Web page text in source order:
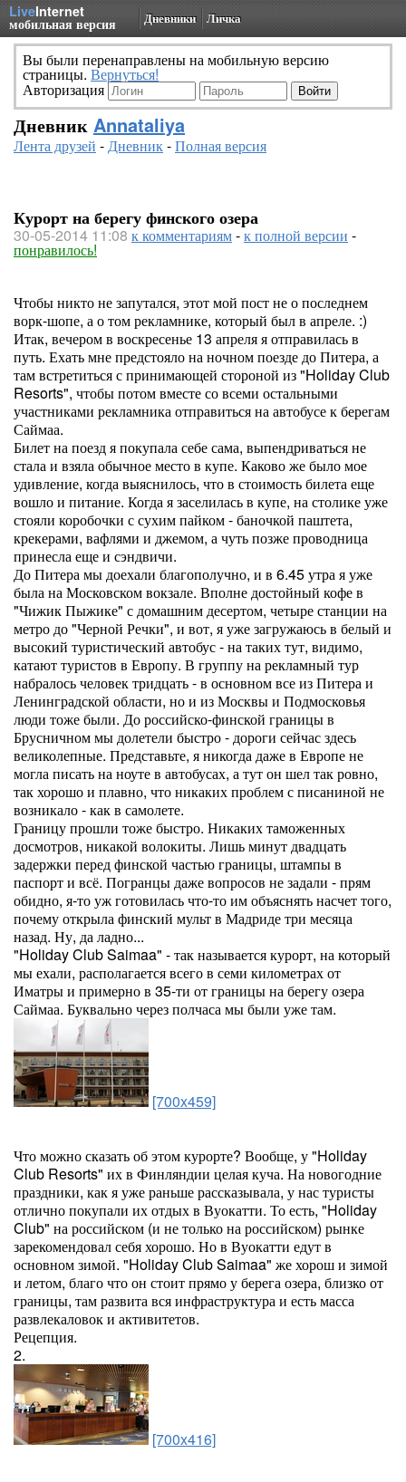
LiveInternet
мобильная версия Дневники Личка
Вы были перенаправлены на мобильную версию
страницы. Вернуться!
Авторизация
Дневник Annataliya
Лента друзей -Дневник-Полная версия
Курорт на берегу финского озера
30-05-2014 11:08 к комментариям-к полной версии -
понравилось!
Чтобы никто не запутался, этот мой пост не о последнем
ворк-шопе, а о том рекламнике, который был в апреле. :)
Итак, вечером в воскресенье 13 апреля я отправилась в
путь. Ехать мне предстояло на ночном поезде до Питера, а
там встретиться с принимающей стороной из "Holiday Club
Resorts", чтобы потом вместе со всеми остальными
участниками рекламника отправиться на автобусе к берегам
Саймаа.
Билет на поезд я покупала себе сама, выпендриваться не
стала и взяла обычное место в купе. Каково же было мое
удивление, когда выяснилось, что в стоимость билета еще
вошло и питание. Когда я заселилась в купе, на столике уже
стояли коробочки с сухим пайком - баночкой паштета,
крекерами, вафлями и джемом, а чуть позже проводница
принесла еще и сэндвичи.
До Питера мы доехали благополучно, и в 6.45 утра я уже
была на Московском вокзале. Вполне достойный кофе в
"Чижик Пыжике" с домашним десертом, четыре станции на
метро до "Черной Речки", и вот, я уже загружаюсь в белый и
высокий туристический автобус - на таких тут, видимо,
катают туристов в Европу. В группу на рекламный тур
набралось человек тридцать - в основном все из Питера и
Ленинградской области, но и из Москвы и Подмосковья
люди тоже были. До российско-финской границы в
Брусничном мы долетели быстро - дороги сейчас здесь
великолепные. Представьте, я никогда даже в Европе не
могла писать на ноуте в автобусах, а тут он шел так ровно,
так хорошо и плавно, что никаких проблем с писаниной не
возникало - как в самолете.
Границу прошли тоже быстро. Никаких таможенных
досмотров, никакой волокиты. Лишь минут двадцать
задержки перед финской частью границы, штампы в
паспорт и всё. Погранцы даже вопросов не задали - прям
обидно, я-то уж готовилась что-то им объяснять насчет того,
почему открыла финский мульт в Мадриде три месяца
назад. Ну, да ладно...
"Holiday Club Saimaa" - так называется курорт, на который
мы ехали, располагается всего в семи километрах от
Иматры и примерно в 35-ти от границы на берегу озера
Саймаа. Буквально через полчаса мы были уже там.
[700x459]
Что можно сказать об этом курорте? Вообще, у "Holiday
Club Resorts" их в Финляндии целая куча. На новогодние
праздники, как я уже раньше рассказывала, у нас туристы
отлично покупали их отдых в Вуокатти. То есть, "Holiday
Club" на российском (и не только на российском) рынке
зарекомендовал себя хорошо. Но в Вуокатти едут в
основном зимой. "Holiday Club Saimaa" же хорош и зимой
и летом, благо что он стоит прямо у берега озера, близко от
границы, там развита вся инфраструктура и есть масса
развлекаловок и активитетов.
Рецепция.
2.
[700x416]